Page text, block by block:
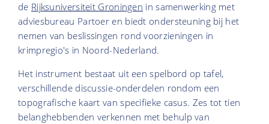
de Rijksuniversiteit Groningen in samenwerking met
adviesbureau Partoer en biedt ondersteuning bij het
nemen van beslissingen rond voorzieningen in
krimpregio's in Noord-Nederland.
Het instrument bestaat uit een spelbord op tafel,
verschillende discussie-onderdelen rondom een
topografische kaart van specifieke casus. Zes tot tien
belanghebbenden verkennen met behulp van